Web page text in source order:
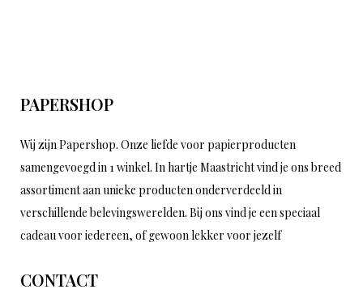
PAPERSHOP
Wij zijn Papershop. Onze liefde voor papierproducten
samengevoegd in 1 winkel. In hartje Maastricht vind je ons breed
assortiment aan unieke producten onderverdeeld in
verschillende belevingswerelden. Bij ons vind je een speciaal
cadeau voor iedereen, of gewoon lekker voor jezelf
CONTACT